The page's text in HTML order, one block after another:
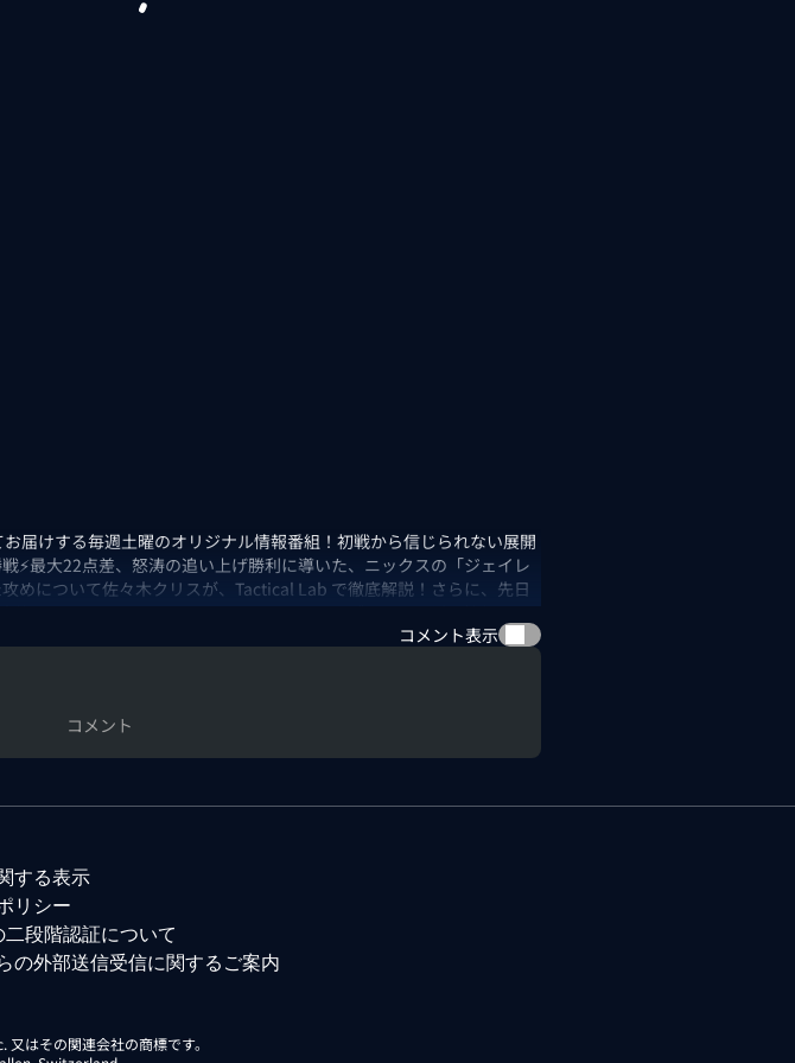
届けする毎週土曜のオリジナル情報番組！初戦から信じられない展開
⚡最大22点差、怒涛の追い上げ勝利に導いた、ニックスの「ジェイレ
めについて佐々木クリスが、Tactical Lab で徹底解説！さらに、先日
注目のケイトリン・クラーク＆キャメロン・ブレイクの活躍情報をメ
では、日本代表候補に選ばれているスーパー高校生にも色々聞いちゃ
躍について今後の展望を分析！今後のカンファレンス・ファイナルが
コメント表示
コメント
する表示
リシー
段階認証について
の外部送信受信に関するご案内
はその関連会社の商標です。